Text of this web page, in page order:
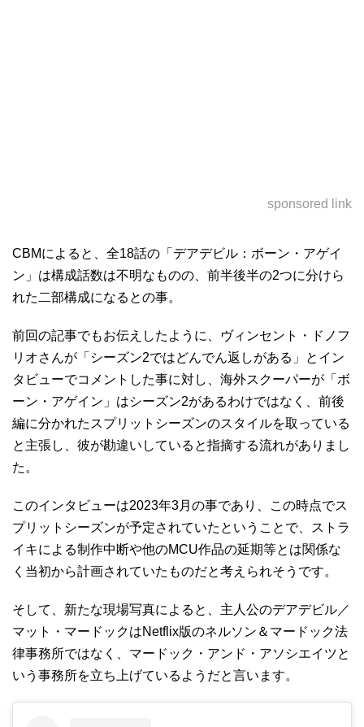
sponsored link
CBMによると、全18話の「デアデビル：ボーン・アゲイ
ン」は構成話数は不明なものの、前半後半の2つに分けら
れた二部構成になるとの事。
前回の記事でもお伝えしたように、ヴィンセント・ドノフ
リオさんが「シーズン2ではどんでん返しがある」とイン
タビューでコメントした事に対し、海外スクーパーが「ボ
ーン・アゲイン」はシーズン2があるわけではなく、前後
編に分かれたスプリットシーズンのスタイルを取っている
と主張し、彼が勘違いしていると指摘する流れがありまし
た。
このインタビューは2023年3月の事であり、この時点でス
プリットシーズンが予定されていたということで、ストラ
イキによる制作中断や他のMCU作品の延期等とは関係な
く当初から計画されていたものだと考えられそうです。
そして、新たな現場写真によると、主人公のデアデビル／
マット・マードックはNetflix版のネルソン＆マードック法
律事務所ではなく、マードック・アンド・アソシエイツと
いう事務所を立ち上げているようだと言います。